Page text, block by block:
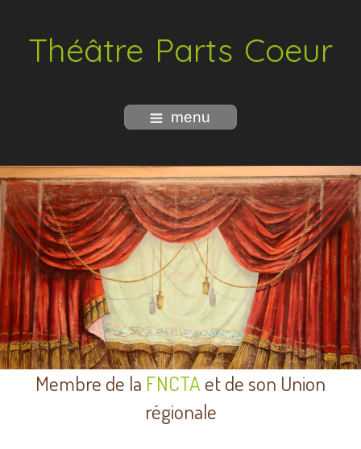
Théâtre Parts Coeur
menu
Membre de la FNCTA et de son Union
régionale